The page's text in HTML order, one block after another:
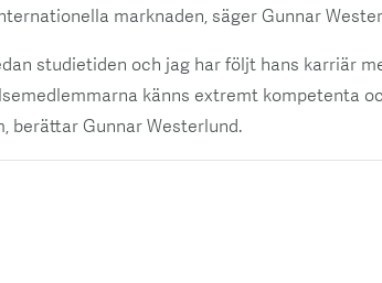
marknaden, säger Gunnar
studietiden och jag har följt hans karriär
känns extremt kompetenta
berättar Gunnar Westerlund.